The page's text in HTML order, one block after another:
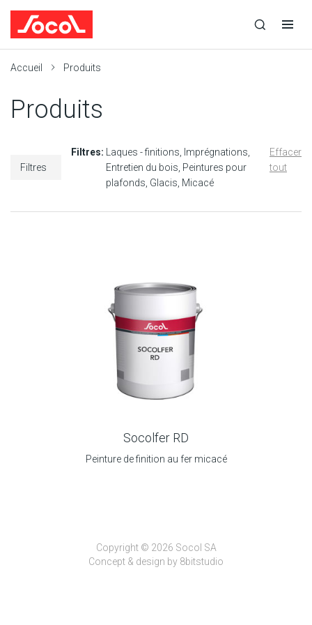
recherche
recherche
navigation
Accueil Produits
Produits
Filtres
Filtres: Laques - finitions
Imprégnations
Entretien du bois Peintures pour
plafonds Glacis Micacé
Effacer
tout
Socolfer RD
Peinture de finition au fer micacé
Copyright © 2026 Socol SA
Concept & design by 8bitstudio